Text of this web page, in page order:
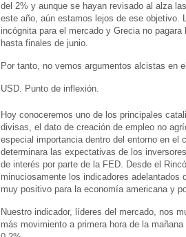
del 2% y aunque se hayan revisado al alza
este año, aún estamos lejos de ese objetivo.
incógnita para el mercado y Grecia no
hasta finales de junio.
Por tanto, no vemos argumentos alcistas en
USD. Punto de inflexión.
Hoy conoceremos uno de los principales
divisas, el dato de creación de empleo no
especial importancia dentro del entorno en el
determinara las expectativas de los
de interés por parte de la FED. Desde el
minuciosamente los indicadores adelantados
muy positivo para la economía americana y
Nuestro indicador, líderes del mercado, nos
más movimiento a primera hora de la